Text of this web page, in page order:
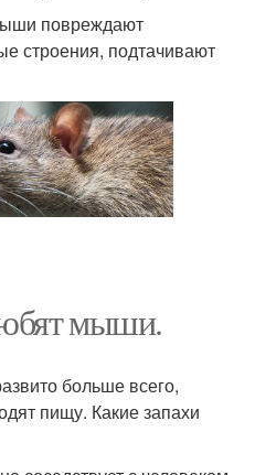
повреждают
строения, подтачивают
мыши.
больше всего,
пищу. Какие запахи